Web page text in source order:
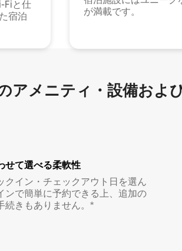
Fiと仕
宿泊
が満載です。
ア⁠メ⁠ニ⁠テ⁠ィ⁠・設⁠備⁠およ
せて選べる柔軟性
クイン・チェックアウト日を選ん
ンで簡単に予約できる上、追加の
続きもありません。*